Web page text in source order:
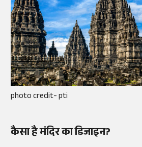
photo credit- pti
कैसा है मंदिर का डिजाइन?